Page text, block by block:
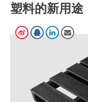
塑料的新用途